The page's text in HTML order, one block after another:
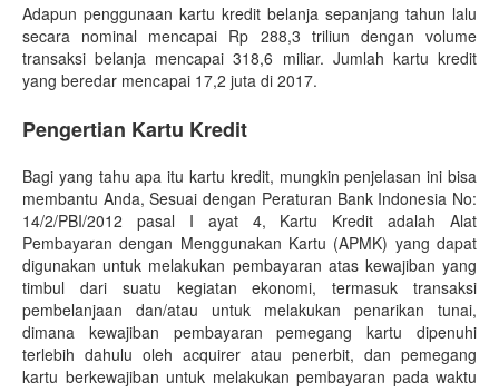
Adapun penggunaan kartu kredit belanja sepanjang tahun lalu
secara nominal mencapai Rp 288,3 triliun dengan volume
transaksi belanja mencapai 318,6 miliar. Jumlah kartu kredit
yang beredar mencapai 17,2 juta di 2017.
Pengertian Kartu Kredit
Bagi yang tahu apa itu kartu kredit, mungkin penjelasan ini bisa
membantu Anda, Sesuai dengan Peraturan Bank Indonesia No:
14/2/PBI/2012 pasal I ayat 4, Kartu Kredit adalah Alat
Pembayaran dengan Menggunakan Kartu (APMK) yang dapat
digunakan untuk melakukan pembayaran atas kewajiban yang
timbul dari suatu kegiatan ekonomi, termasuk transaksi
pembelanjaan dan/atau untuk melakukan penarikan tunai,
dimana kewajiban pembayaran pemegang kartu dipenuhi
terlebih dahulu oleh acquirer atau penerbit, dan pemegang
kartu berkewajiban untuk melakukan pembayaran pada waktu